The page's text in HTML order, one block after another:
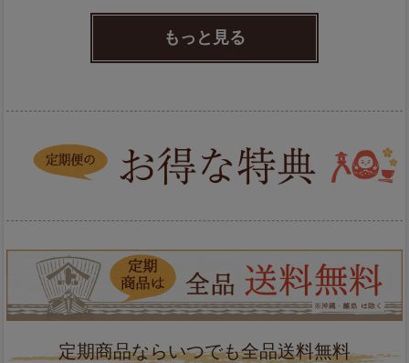
もっと見る
定期商品ならいつでも全品送料無料